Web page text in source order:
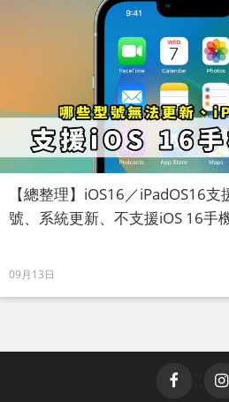
【總整理】iOS16／iPadOS16
號、系統更新、不支援iOS 16手
09月13日